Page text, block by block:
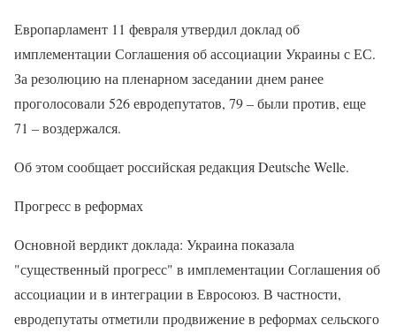
Европарламент 11 февраля утвердил доклад об
имплементации Соглашения об ассоциации Украины с ЕС.
За резолюцию на пленарном заседании днем ранее
проголосовали 526 евродепутатов, 79 – были против, еще
71 – воздержался.
Об этом сообщает российская редакция Deutsche Welle.
Прогресс в реформах
Основной вердикт доклада: Украина показала
"существенный прогресс" в имплементации Соглашения об
ассоциации и в интеграции в Евросоюз. В частности,
евродепутаты отметили продвижение в реформах сельского